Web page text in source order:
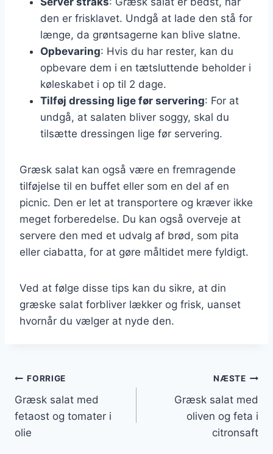
den er frisklavet. Undgå at lade den stå for
længe, da grøntsagerne kan blive slatne.
Opbevaring: Hvis du har rester, kan du
opbevare dem i en tætsluttende beholder i
køleskabet i op til 2 dage.
Tilføj dressing lige før servering: For at
undgå, at salaten bliver soggy, skal du
tilsætte dressingen lige før servering.
Græsk salat kan også være en fremragende
tilføjelse til en buffet eller som en del af en
picnic. Den er let at transportere og kræver ikke
meget forberedelse. Du kan også overveje at
servere den med et udvalg af brød, som pita
eller ciabatta, for at gøre måltidet mere fyldigt.
Ved at følge disse tips kan du sikre, at din
græske salat forbliver lækker og frisk, uanset
hvornår du vælger at nyde den.
Indlægsnavigation
FORRIGE
Græsk salat med
fetaost og tomater i
olie
NÆSTE
Græsk salat med
oliven og feta i
citronsaft